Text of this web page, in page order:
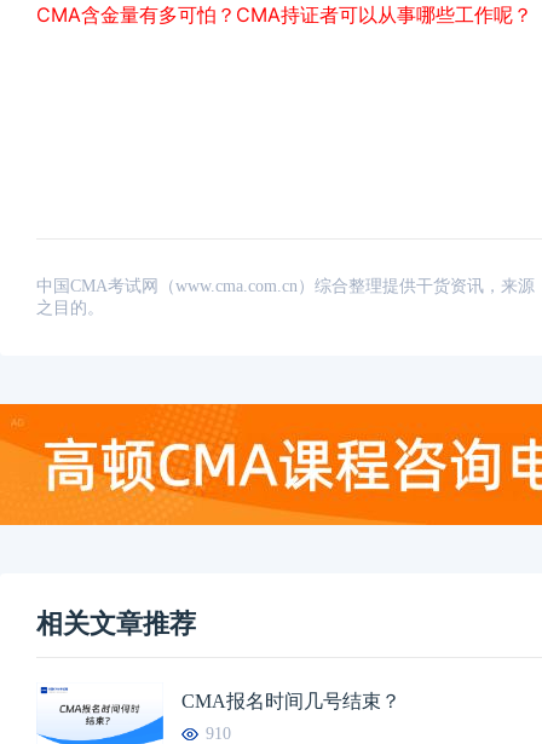
CMA含金量有多可怕？CMA持证者可以从事哪些工作呢？
中国CMA考试网（www.cma.com.cn）综合整理提供干货资讯，来
之目的。
相关文章推荐
CMA报名时间几号结束？
910